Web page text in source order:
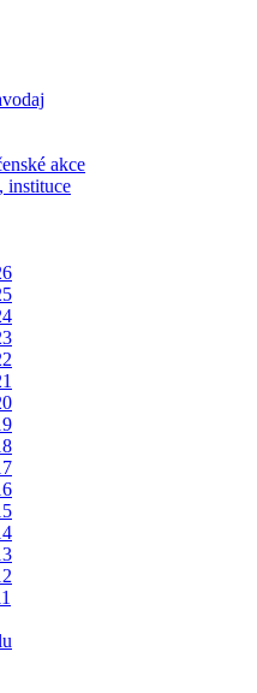
akce
instituce